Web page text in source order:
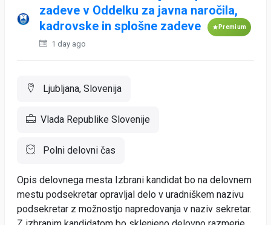
zadeve v Oddelku za javna naročila,
kadrovske in splošne zadeve
Premium
1 day ago
Ljubljana, Slovenija
Vlada Republike Slovenije
Polni delovni čas
Opis delovnega mesta Izbrani kandidat bo na delovnem
mestu podsekretar opravljal delo v uradniškem nazivu
podsekretar z možnostjo napredovanja v naziv sekretar.